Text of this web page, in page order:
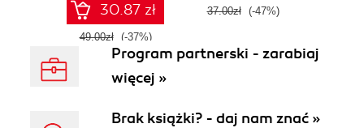
30.87 zł
49.00zł (-37%)
37.00zł (-47%)
Program partnerski - zarabiaj
więcej »
Brak książki? - daj nam znać »